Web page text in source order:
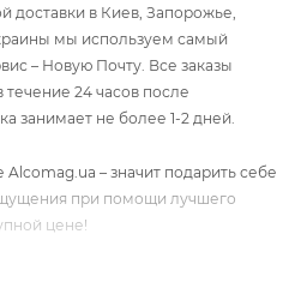
доставки в Киев, Запорожье,
мы используем самый
– Новую Почту. Все заказы
24 часов после
занимает не более 1-2 дней.
Alcomag.ua – значит подарить себе
при помощи лучшего
цене!